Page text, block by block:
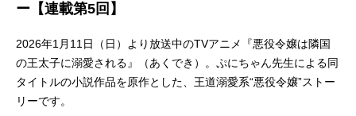
ー【連載第5回】
2026年1月11日（日）より放送中のTVアニメ『悪役令嬢は隣国
の王太子に溺愛される』（あくでき）。ぷにちゃん先生による同
タイトルの小説作品を原作とした、王道溺愛系“悪役令嬢”ストー
リーです。